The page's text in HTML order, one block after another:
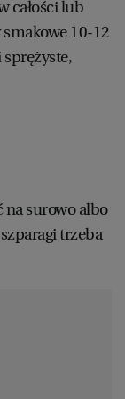
całości lub
10-12
na surowo albo
trzeba